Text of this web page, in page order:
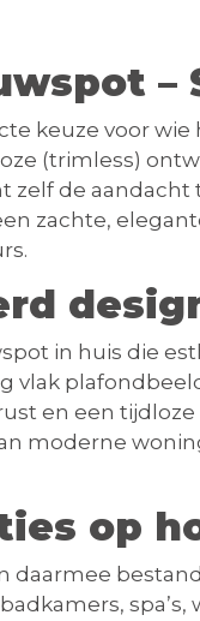
–
keuze voor wie
(trimless)
zelf de
zachte,
in huis die
vlak
en een
moderne
op
daarmee
badkamers,